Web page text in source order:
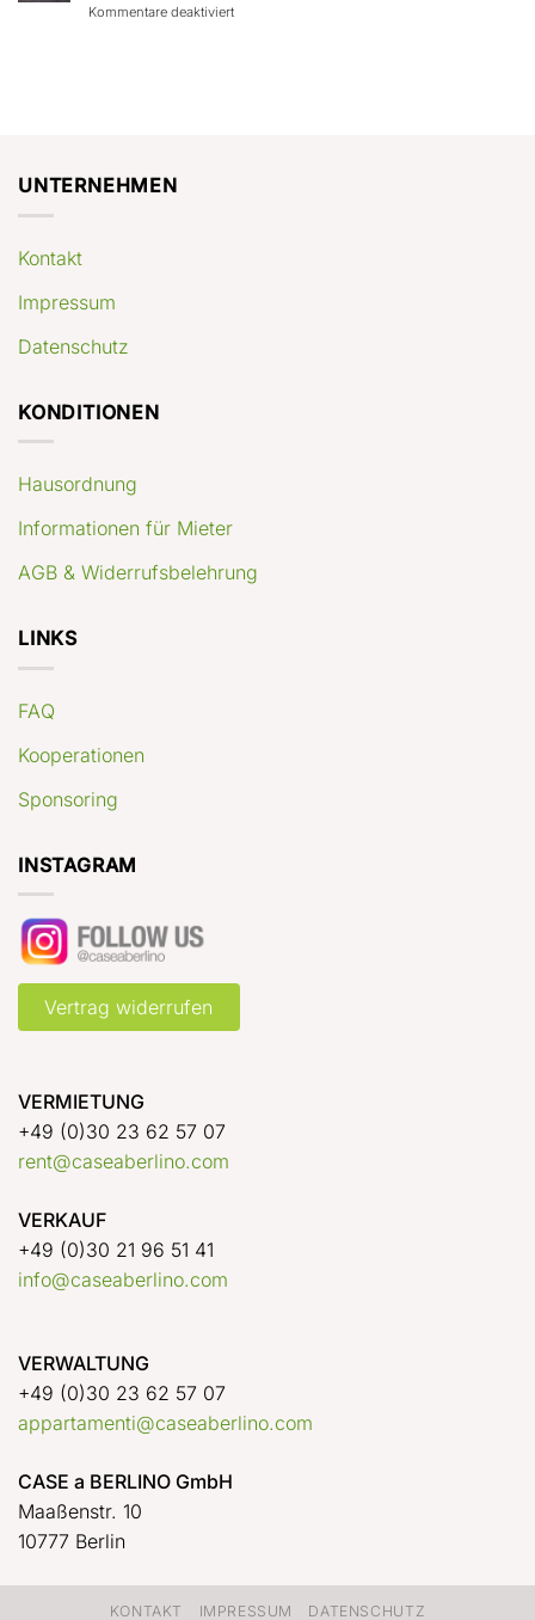
rendimenti
con
Kommentare deaktiviertfür
UNTERNEHMEN
Kontakt
Impressum
Datenschutz
KONDITIONEN
Hausordnung
Informationen für Mieter
AGB & Widerrufsbelehrung
LINKS
FAQ
Kooperationen
Sponsoring
INSTAGRAM
Vertrag widerrufen
VERMIETUNG
+49 (0)30 23 62 57 07
rent@caseaberlino.com
VERKAUF
+49 (0)30 21 96 51 41
info@caseaberlino.com
VERWALTUNG
+49 (0)30 23 62 57 07
appartamenti@caseaberlino.com
CASE a BERLINO GmbH
Maaßenstr. 10
10777 Berlin
KONTAKT IMPRESSUM DATENSCHUTZ